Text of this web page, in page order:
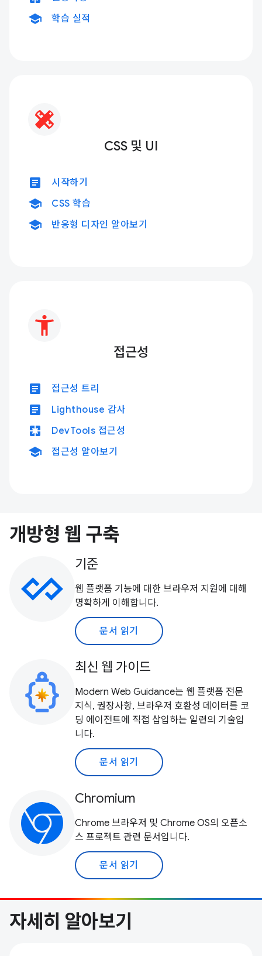
school 학습 실적
CSS 및 UI
article 시작하기
school CSS 학습
school 반응형 디자인 알아보기
접근성
article 접근성 트리
article Lighthouse 감사
pages DevTools 접근성
school 접근성 알아보기
개방형 웹 구축
기준
웹 플랫폼 기능에 대한 브라우저 지원에 대해
명확하게 이해합니다.
문서 읽기
최신 웹 가이드
Modern Web Guidance는 웹 플랫폼 전문
지식, 권장사항, 브라우저 호환성 데이터를 코
딩 에이전트에 직접 삽입하는 일련의 기술입
니다.
문서 읽기
Chromium
Chrome 브라우저 및 Chrome OS의 오픈소
스 프로젝트 관련 문서입니다.
문서 읽기
자세히 알아보기